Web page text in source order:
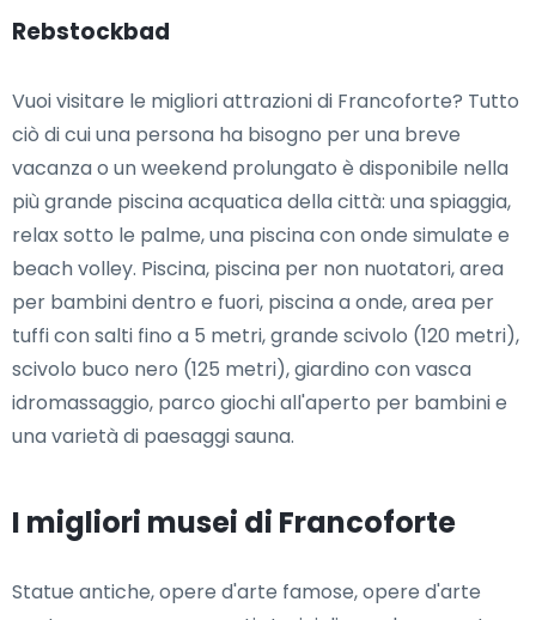
Rebstockbad
Vuoi visitare le migliori attrazioni di Francoforte? Tutto
ciò di cui una persona ha bisogno per una breve
vacanza o un weekend prolungato è disponibile nella
più grande piscina acquatica della città: una spiaggia,
relax sotto le palme, una piscina con onde simulate e
beach volley. Piscina, piscina per non nuotatori, area
per bambini dentro e fuori, piscina a onde, area per
tuffi con salti fino a 5 metri, grande scivolo (120 metri),
scivolo buco nero (125 metri), giardino con vasca
idromassaggio, parco giochi all'aperto per bambini e
una varietà di paesaggi sauna.
I migliori musei di Francoforte
Statue antiche, opere d'arte famose, opere d'arte